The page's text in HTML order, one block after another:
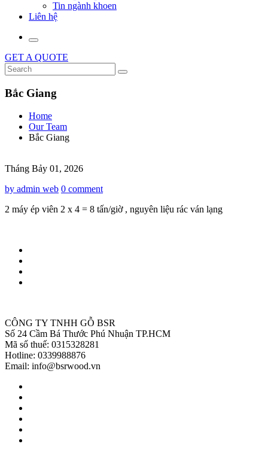
Tin ngành khoen
Liên hệ
GET A QUOTE
Bắc Giang
Home
Our Team
Bắc Giang
Tháng Bảy 01, 2026
by admin web 0 comment
2 máy ép viên 2 x 4 = 8 tấn/giờ , nguyên liệu rác ván lạng
CÔNG TY TNHH GỖ BSR
Số 24 Cầm Bá Thước Phú Nhuận TP.HCM
Mã số thuế: 0315328281
Hotline: 0339988876
Email: info@bsrwood.vn